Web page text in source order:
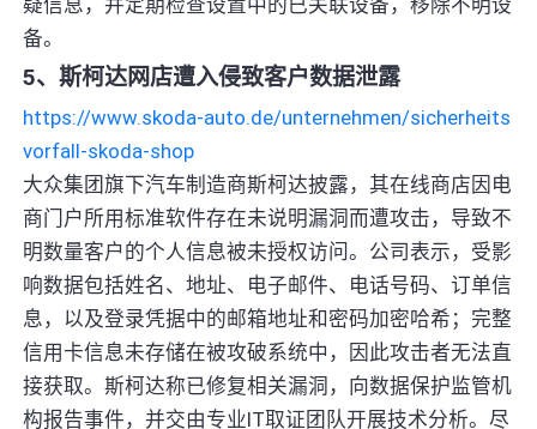
备。
5、斯柯达网店遭入侵致客户数据泄露
https://www.skoda-auto.de/unternehmen/sicherheits
vorfall-skoda-shop
大众集团旗下汽车制造商斯柯达披露，其在线商店因电
商门户所用标准软件存在未说明漏洞而遭攻击，导致不
明数量客户的个人信息被未授权访问。公司表示，受影
响数据包括姓名、地址、电子邮件、电话号码、订单信
息，以及登录凭据中的邮箱地址和密码加密哈希；完整
信用卡信息未存储在被攻破系统中，因此攻击者无法直
接获取。斯柯达称已修复相关漏洞，向数据保护监管机
构报告事件，并交由专业IT取证团队开展技术分析。尽